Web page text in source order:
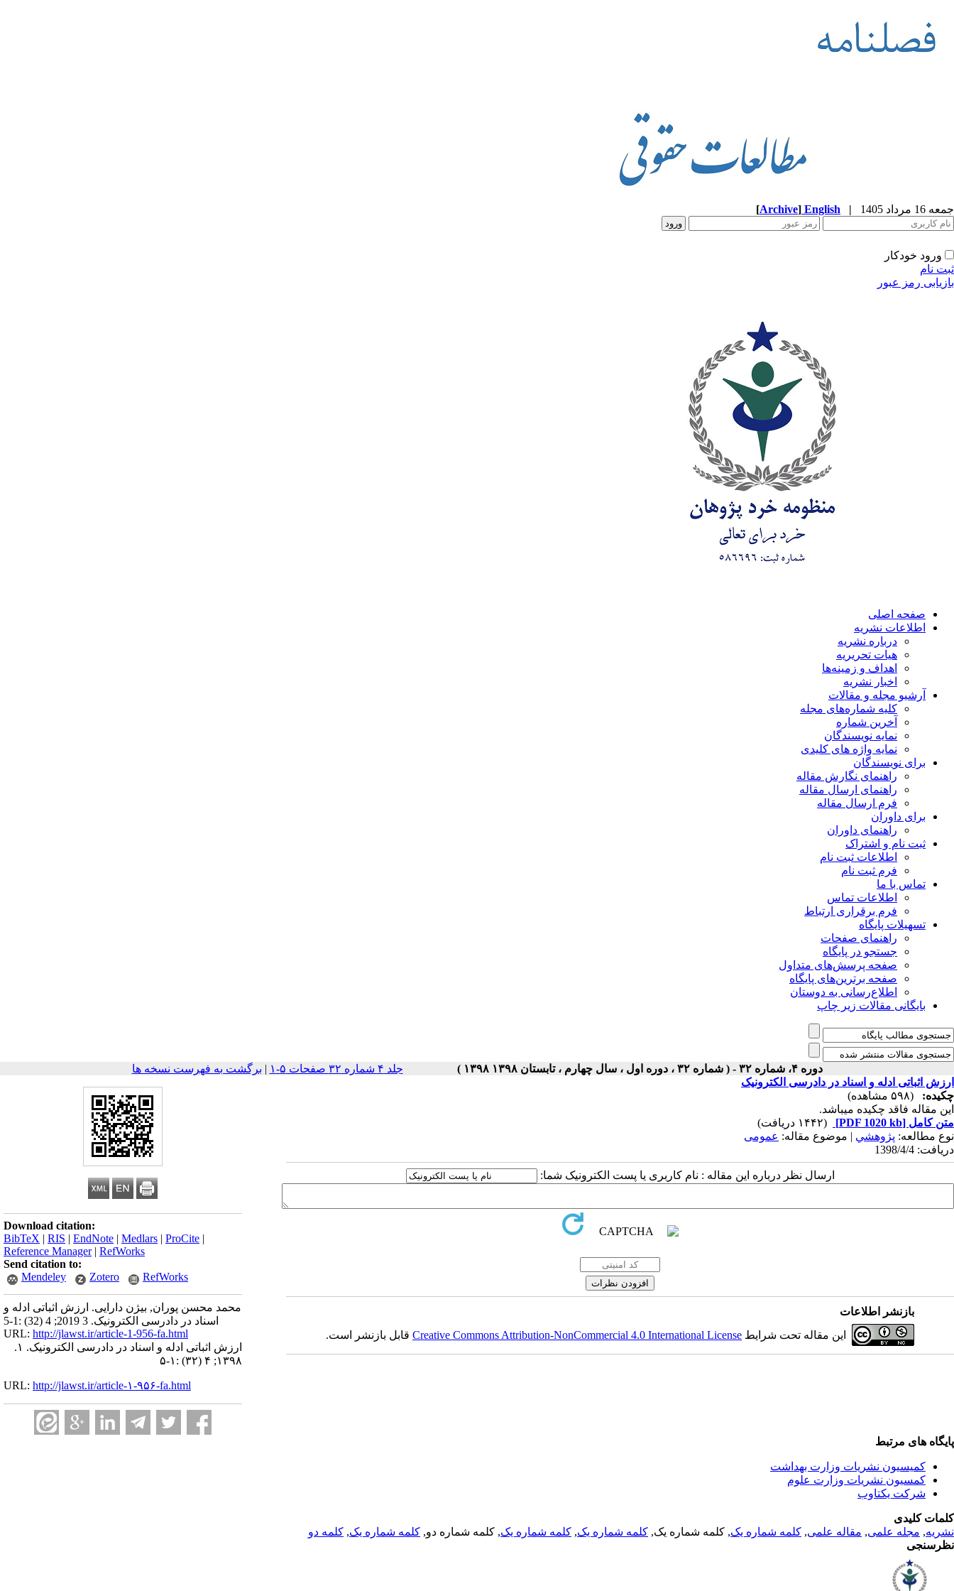
جمعه 16 مرداد 1405 |
English
[Archive]
ورود خودکار
ثبت نام
بازیابی رمز عبور
صفحه اصلی
اطلاعات نشریه
درباره نشریه
هیات تحریریه
اهداف و زمینه‌ها
اخبار نشریه
آرشیو مجله و مقالات
کلیه شماره‌های مجله
آخرین شماره
نمایه نویسندگان
نمایه واژه های کلیدی
برای نویسندگان
راهنمای نگارش مقاله
راهنمای ارسال مقاله
فرم ارسال مقاله
برای داوران
راهنمای داوران
ثبت نام و اشتراک
اطلاعات ثبت نام
فرم ثبت نام
تماس با ما
اطلاعات تماس
فرم برقراری ارتباط
تسهیلات پایگاه
راهنمای صفحات
جستجو در پایگاه
صفحه پرسش‌های متداول
صفحه برترین‌های پایگاه
اطلاع‌رسانی به دوستان
بایگانی مقالات زیر چاپ
دوره ۴، شماره ۳۲ - ( شماره ۳۲ ، دوره اول ، سال چهارم ، تابستان ۱۳۹۸ ۱۳۹۸ ) جلد ۴ شماره ۳۲ صفحات ۵-۱ | برگشت به فهرست نسخه ها
Download citation:
BibTeX | RIS | EndNote | Medlars | ProCite |
Reference Manager| RefWorks
Send citation to:
Mendeley
Zotero RefWorks
محمد محسن پوران, بیژن دارایی. ارزش اثباتی ادله و
اسناد در دادرسی الکترونیک. 3 2019; 4 (32) :1-5
URL: http://jlawst.ir/article-1-956-fa.html
ارزش اثباتی ادله و اسناد در دادرسی الکترونیک. ۱.
۱۳۹۸; ۴ (۳۲) :۱-۵
URL: http://jlawst.ir/article-۱-۹۵۶-fa.html
ارزش اثباتی ادله و اسناد در دادرسی الکترونیک
چکیده:
(۵۹۸ مشاهده)
این مقاله فاقد چکیده می​باشد.
متن کامل [PDF 1020 kb]
(۱۴۴۲ دریافت)
نوع مطالعه: پژوهشي | موضوع مقاله: عمومى
دریافت: 1398/4/4
ارسال نظر درباره این مقاله : نام کاربری یا پست الکترونیک شما:
بازنشر اطلاعات
این مقاله تحت شرایط Creative Commons Attribution-NonCommercial 4.0 International Licenseقابل بازنشر است.
پایگاه های مرتبط
کمیسیون نشریات وزارت بهداشت
کمسیون نشریات وزارت علوم
شرکت یکتاوب
کلمات کلیدی
نشریه, مجله علمی, مقاله علمی, کلمه شماره یک, کلمه شماره یک, کلمه شماره یک, کلمه شماره یک, کلمه شماره دو, کلمه شماره یک, کلمه دو
نظرسنجی